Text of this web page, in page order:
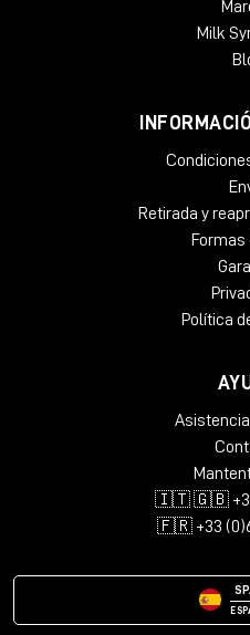
Milk
Retirada y
Formas
Política
🇮🇹 🇬🇧 +39
🇫🇷 +33 (0)6